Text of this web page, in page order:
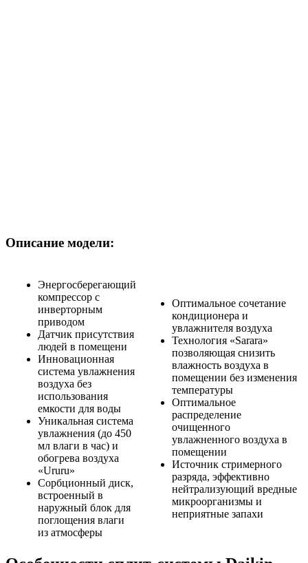
Описание модели:
Энергосберегающий
компрессор с
инверторным
приводом
Датчик присутствия
людей в помещени
Инновационная
система увлажнения
воздуха без
использования
емкости для воды
Уникальная система
увлажнения (до 450
мл влаги в час) и
обогрева воздуха
«Ururu»
Сорбционный диск,
встроенный в
наружный блок для
поглощения влаги
из атмосферы
Оптимальное сочетание
кондиционера и
увлажнителя воздуха
Технология «Sarara»
позволяющая снизить
влажность воздуха в
помещении без изменения
температуры
Оптимальное
распределение
очищенного
увлажненного воздуха в
помещении
Источник стримерного
разряда, эффективно
нейтрализующий вредные
микроорганизмы и
неприятные запахи